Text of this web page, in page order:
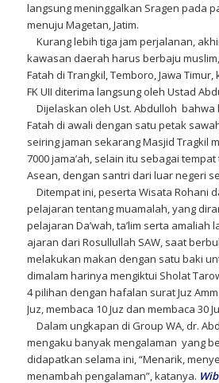
langsung meninggalkan Sragen pada
menuju Magetan, Jatim.
Kurang lebih tiga jam perjalanan,
kawasan daerah harus berbaju
Fatah di Trangkil, Temboro, Jawa
FK UII diterima langsung oleh Ustad
Dijelaskan oleh Ust. Abdulloh bahwa
Fatah di awali dengan satu petak
seiring jaman sekarang Masjid Tragkil
7000 jama’ah, selain itu sebagai
Asean, dengan santri dari luar negeri
Ditempat ini, peserta Wisata Rohani
pelajaran tentang muamalah, yang
pelajaran Da’wah, ta’lim serta amaliah
ajaran dari Rosullullah SAW, saat
melakukan makan dengan satu baki
dimalam harinya mengiktui Sholat
4 pilihan dengan hafalan surat Juz
Juz, membaca 10 Juz dan membaca 30
Dalam ungkapan di Group WA, dr.
mengaku banyak mengalaman yang
didapatkan selama ini, “Menarik,
menambah pengalaman”, katanya.